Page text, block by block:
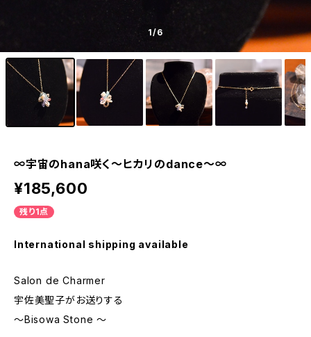
1/6
∞宇宙のhana咲く〜ヒカリのdance〜∞
¥185,600
残り1点
International shipping available
Salon de Charmer
宇佐美聖子がお送りする
〜Bisowa Stone 〜